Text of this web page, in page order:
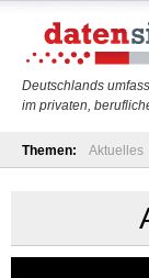
Deutschlands
im privaten,
Themen: Aktuelles